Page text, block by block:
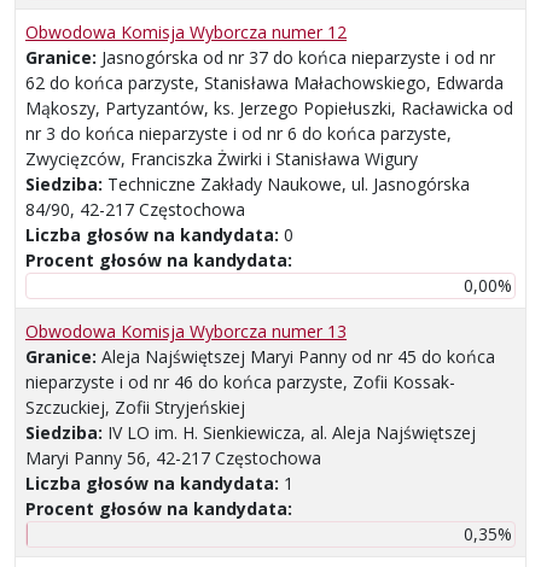
Obwodowa Komisja Wyborcza numer 12
Granice: Jasnogórska od nr 37 do końca nieparzyste i od nr
62 do końca parzyste, Stanisława Małachowskiego, Edwarda
Mąkoszy, Partyzantów, ks. Jerzego Popiełuszki, Racławicka od
nr 3 do końca nieparzyste i od nr 6 do końca parzyste,
Zwycięzców, Franciszka Żwirki i Stanisława Wigury
Siedziba: Techniczne Zakłady Naukowe, ul. Jasnogórska
84/90, 42-217 Częstochowa
Liczba głosów na kandydata: 0
Procent głosów na kandydata:
0,00%
Obwodowa Komisja Wyborcza numer 13
Granice: Aleja Najświętszej Maryi Panny od nr 45 do końca
nieparzyste i od nr 46 do końca parzyste, Zofii Kossak-
Szczuckiej, Zofii Stryjeńskiej
Siedziba: IV LO im. H. Sienkiewicza, al. Aleja Najświętszej
Maryi Panny 56, 42-217 Częstochowa
Liczba głosów na kandydata: 1
Procent głosów na kandydata:
0,35%